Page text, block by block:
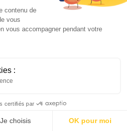
sur les pages commerciales
des dix principaux
contenu de
vous
vous accompagner pendant votre
:
certifiés par
Je choisis OK pour moi